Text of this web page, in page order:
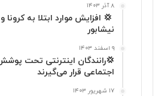
ا
ر
۸ آذر ۱۴۰۳
💢 افزایش موارد ابتلا به کرونا و
نیشابور
۹ اسفند ۱۴۰۳
💢رانندگان اینترنتی تحت
اجتماعی قرار می‌گیرند
۱۷ شهریور ۱۴۰۳